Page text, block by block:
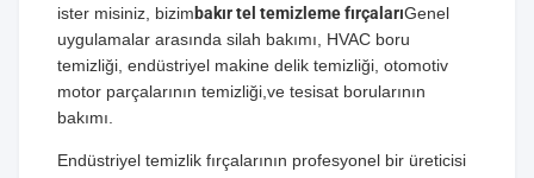
ister misiniz, bizimbakır tel temizleme fırçalarıGenel
uygulamalar arasında silah bakımı, HVAC boru
temizliği, endüstriyel makine delik temizliği, otomotiv
motor parçalarının temizliği,ve tesisat borularının
bakımı.
Endüstriyel temizlik fırçalarının profesyonel bir üreticisi